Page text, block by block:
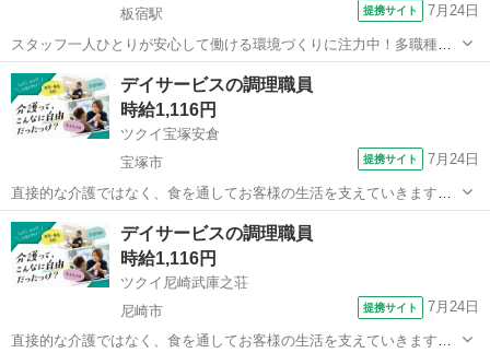
板宿駅
提携サイト 7月24日
スタッフ一人ひとりが安心して働ける環境づくりに注力中！多職種連
携◎働きやすさも考え、スタッフの声を大切にしています！ ★☆ 働き
やすいメリット多数 ★☆ ＼＼サービス・職種の魅力／／ 食材の硬さ
や大きさなど、お客様の状態...
兵庫 板宿駅 その他
デイサービスの調理職員
時給1,116円
ツクイ宝塚安倉
宝塚市
提携サイト 7月24日
直接的な介護ではなく、食を通してお客様の生活を支えていきます。
※お客様に提供する食事の簡単な調理 ※盛り付け業務 ※食器洗
浄 ※食材の発注など ※提供食事数25人分 ※1日の作業人数:1人
◆従事すべき業務の...
兵庫 その他
デイサービスの調理職員
時給1,116円
ツクイ尼崎武庫之荘
尼崎市
提携サイト 7月24日
直接的な介護ではなく、食を通してお客様の生活を支えていきます。